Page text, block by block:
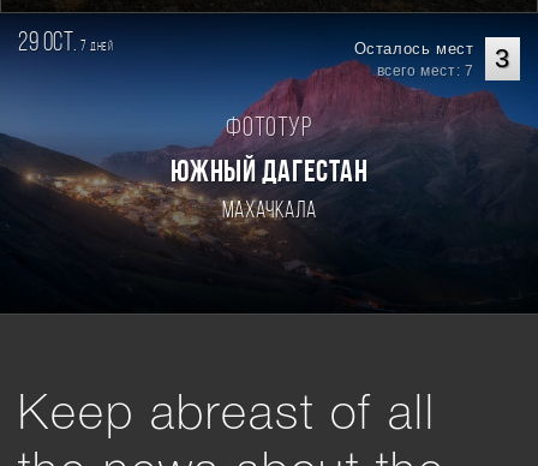
29 oct. 7дней 3
Осталось мест
всего мест: 7
Фототур
ЮЖНЫЙ ДАГЕСТАН
Махачкала
Keep abreast of all